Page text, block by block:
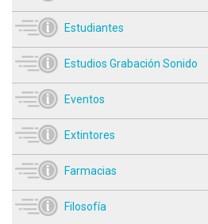
Estudiantes
Estudios Grabación Sonido
Eventos
Extintores
Farmacias
Filosofía